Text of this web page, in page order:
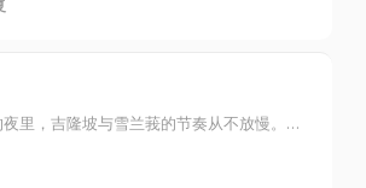
霓虹闪烁的夜里，吉隆坡与雪兰莪的节奏从不放慢。这里有摩天大楼下的喧嚣，也有隐秘角落里的低语。LegendCT 雪隆区，让你在城市灯火中找到属于自己的陪伴。